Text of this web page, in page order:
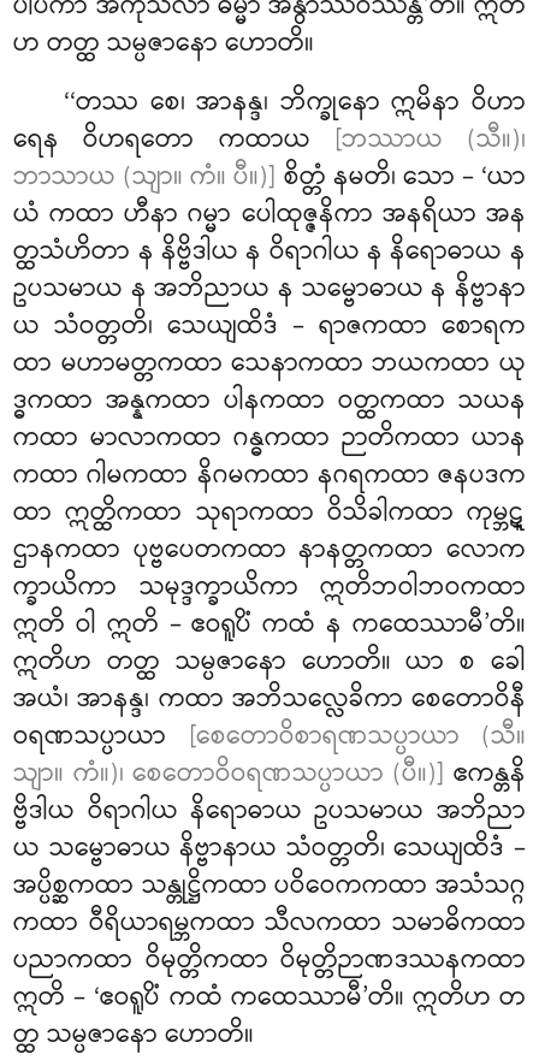
ဟ တတ္ထ သမ္ပဇာနော ဟောတိ။
‘‘တဿ စေ၊ အာနန္ဒ၊ ဘိက္ခုနော ဣမိနာ ဝိဟာ
ရေန ဝိဟရတော ကထာယ [ဘဿာယ (သီ။)၊
ဘာသာယ (သျာ။ ကံ။ ပီ။)] စိတ္တံ နမတိ၊ သော – ‘ယာ
ယံ ကထာ ဟီနာ ဂမ္မာ ပေါထုဇ္ဇနိကာ အနရိယာ အန
တ္ထသံဟိတာ န နိဗ္ဗိဒါယ န ဝိရာဂါယ န နိရောဓာယ န
ဥပသမာယ န အဘိညာယ န သမ္ဗောဓာယ န နိဗ္ဗာနာ
ယ သံဝတ္တတိ၊ သေယျထိဒံ – ရာဇကထာ စောရက
ထာ မဟာမတ္တကထာ သေနာကထာ ဘယကထာ ယု
ဒ္ဓကထာအန္နကထာ ပါနကထာ ဝတ္ထကထာ သယန
ကထာ မာလာကထာ ဂန္ဓကထာ ဉာတိကထာ ယာန
ကထာ ဂါမကထာ နိဂမကထာ နဂရကထာ ဇနပဒက
ထာ ဣတ္ထိကထာ သုရာကထာ ဝိသိခါကထာ ကုမ္ဘဋ္
ဌာနကထာ ပုဗ္ဗပေတကထာ နာနတ္တကထာ လောက
က္ခာယိကာ သမုဒ္ဒက္ခာယိကာ ဣတိဘဝါဘဝကထာ
ဣတိ ဝါ ဣတိ – ဧဝရူပိံ ကထံ န ကထေဿာမီ’တိ။
ဣတိဟ တတ္ထ သမ္ပဇာနော ဟောတိ။ ယာ စ ခေါ
အယံ၊ အာနန္ဒ၊ ကထာ အဘိသလ္လေခိကာ စေတောဝိနီ
ဝရဏသပ္ပာယာ [စေတောဝိစာရဏသပ္ပာယာ (သီ။
သျာ။ ကံ။)၊ စေတောဝိဝရဏသပ္ပာယာ (ပီ။)] ဧကန္တနိ
ဗ္ဗိဒါယ ဝိရာဂါယ နိရောဓာယ ဥပသမာယ အဘိညာ
ယ သမ္ဗောဓာယ နိဗ္ဗာနာယ သံဝတ္တတိ၊ သေယျထိဒံ –
အပ္ပိစ္ဆကထာ သန္တုဋ္ဌိကထာ ပဝိဝေကကထာ အသံသဂ္ဂ
ကထာ ဝီရိယာရမ္ဘကထာ သီလကထာ သမာဓိကထာ
ပညာကထာ ဝိမုတ္တိကထာ ဝိမုတ္တိဉာဏဒဿနကထာ
ဣတိ – ‘ဧဝရူပိံ ကထံ ကထေဿာမီ’တိ။ ဣတိဟ တ
တ္ထ သမ္ပဇာနော ဟောတိ။